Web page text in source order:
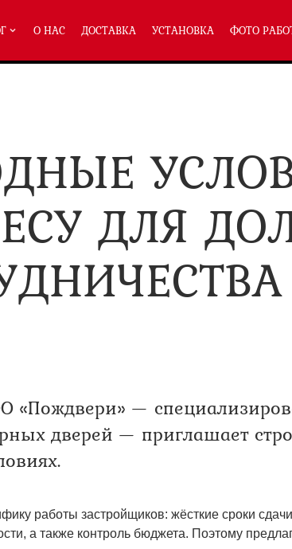
Однопольные двери ei-60(224)
Полуторные двери ei-60(204)
Двупольные двери ei-60
Глухие двери ei-60
Остекленные двери ei-60
Светопозрачные двери с максимальным
Двери с отделкой МДФ ei-60
Двери антипаника ei-60
Дымогазонепрницаемые двери eis-60
О НАС ДОСТАВКА УСТАНОВКА ФОТО
ДЛЯ
«Пождвери» —
дверей — приглашает
работы застройщиков: жёсткие сроки
а также контроль бюджета. Поэтому